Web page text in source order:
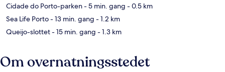
Cidade do Porto-parken- 5 min. gang - 0.5 km
Sea Life Porto- 13 min. gang - 1.2 km
Queijo-slottet- 15 min. gang - 1.3 km
Om overnatningsstedet